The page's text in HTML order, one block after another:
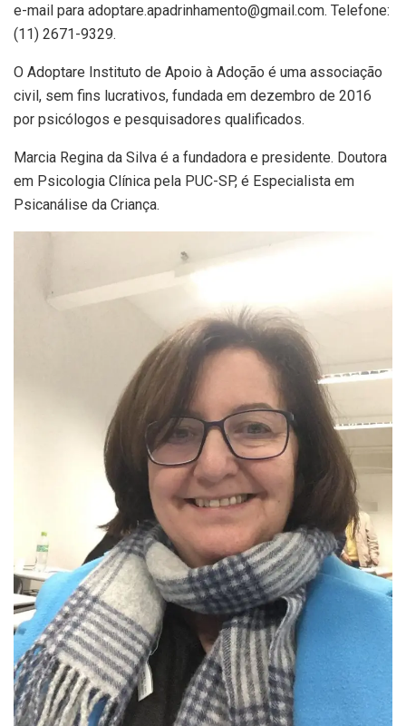
e-mail para adoptare.apadrinhamento@gmail.com. Telefone:
(11) 2671-9329.
O Adoptare Instituto de Apoio à Adoção é uma associação
civil, sem fins lucrativos, fundada em dezembro de 2016
por psicólogos e pesquisadores qualificados.
Marcia Regina da Silva é a fundadora e presidente. Doutora
em Psicologia Clínica pela PUC-SP, é Especialista em
Psicanálise da Criança.